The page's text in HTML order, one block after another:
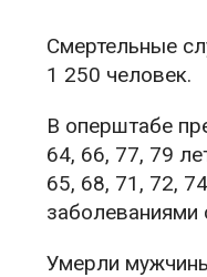
Смертельные
1 250 человек.
В оперштабе
64, 66, 77, 79
65, 68, 71, 72,
заболеваниями
Умерли